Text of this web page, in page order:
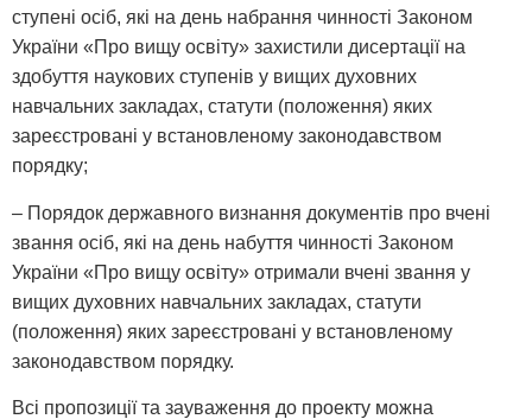
ступені осіб, які на день набрання чинності Законом
України «Про вищу освіту» захистили дисертації на
здобуття наукових ступенів у вищих духовних
навчальних закладах, статути (положення) яких
зареєстровані у встановленому законодавством
порядку;
– Порядок державного визнання документів про вчені
звання осіб, які на день набуття чинності Законом
України «Про вищу освіту» отримали вчені звання у
вищих духовних навчальних закладах, статути
(положення) яких зареєстровані у встановленому
законодавством порядку.
Всі пропозиції та зауваження до проекту можна